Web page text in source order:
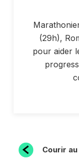
(29h),
pour aider
Article
précédent
Courir